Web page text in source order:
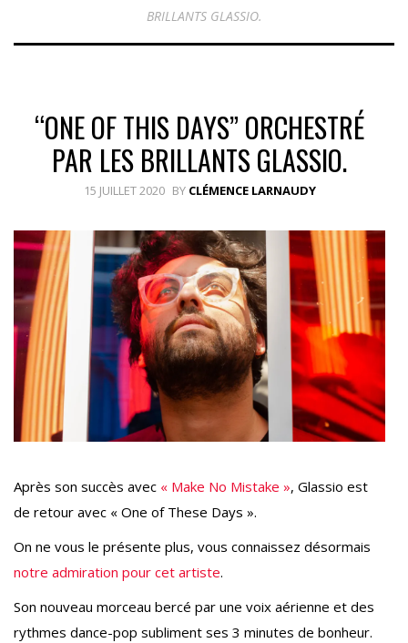
BRILLANTS GLASSIO.
“ONE OF THIS DAYS” ORCHESTRÉ
PAR LES BRILLANTS GLASSIO.
15 JUILLET 2020 BY CLÉMENCE LARNAUDY
Après son succès avec « Make No Mistake », Glassio est
de retour avec « One of These Days ».
On ne vous le présente plus, vous connaissez désormais
notre admiration pour cet artiste.
Son nouveau morceau bercé par une voix aérienne et des
rythmes dance-pop subliment ses 3 minutes de bonheur.